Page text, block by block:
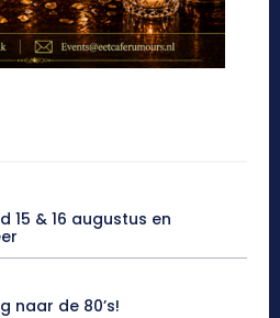
15 & 16 augustus en
naar de 80’s!